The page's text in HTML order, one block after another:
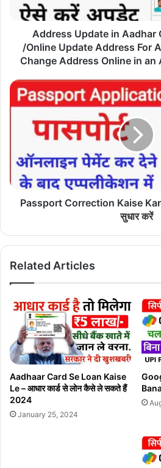
/Online
Update
Address
Aadhar
to
Change
Address
Online
Aadhar
Card
2023
Address Update in Aadhar
/Online Update Address For
Change Address Online in an
Passport
Correction
Kaise
पासपोर्ट
कैसे
सुधारPassport Correction Kaise
सुधार करें
Related Articles
Aadhaar Card Se Loan Kaise
Le – आधार कार्ड से लोन कैसे ले सकते हैं
2024
January 25, 2024